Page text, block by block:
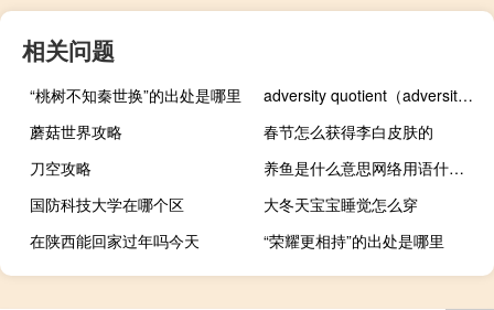
相关问题
“桃树不知秦世换”的出处是哪里
adversity quotient（adversity）
蘑菇世界攻略
春节怎么获得李白皮肤的
刀空攻略
养鱼是什么意思网络用语什么梗
国防科技大学在哪个区
大冬天宝宝睡觉怎么穿
在陕西能回家过年吗今天
“荣耀更相持”的出处是哪里